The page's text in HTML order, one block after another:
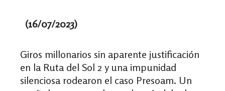
(16/07/2023)
Giros millonarios sin aparente justificación
en la Ruta del Sol 2 y una impunidad
silenciosa rodearon el caso Presoam. Un